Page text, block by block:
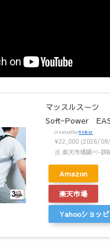
マッスルスーツ
Soft−Power
created byRinker
¥22,000 (2026/
点 楽天市場調べ-詳
Amazon
楽天市場
Yahooショッ